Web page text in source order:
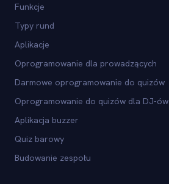
Funkcje
Typy rund
Aplikacje
Oprogramowanie dla prowadzących
Darmowe oprogramowanie do quizów
Oprogramowanie do quizów dla DJ-ów
Aplikacja buzzer
Quiz barowy
Budowanie zespołu